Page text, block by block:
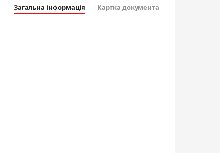
Загальна інформація Картка документа